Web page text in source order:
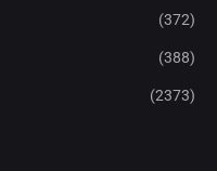
(372)
(388)
(2373)